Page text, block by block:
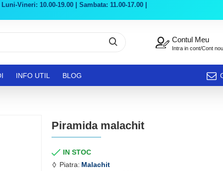
Vineri: 10.00-19.00 | Sambata: 11.00-17.00 |
Contul Meu
Intra in cont/Cont nou
INFO UTIL BLOG
Piramida malachit
IN STOC
Piatra: Malachit